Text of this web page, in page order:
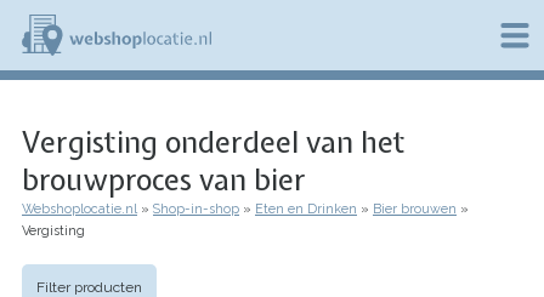
Overslaan
naar
de
b
s
h
p
o
Vergisting onderdeel van het
brouwproces van bier
Kruimelpad
Webshoplocatie.nl Shop-in-shop Eten en Drinken
Bier brouwen
Vergisting
Filter producten